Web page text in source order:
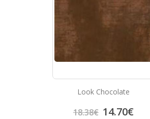
Look Chocolate
18.38€ 14.70€